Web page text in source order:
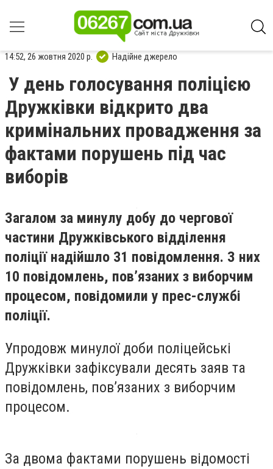
14:52, 26 жовтня 2020 р. Надійне джерело
У день голосування поліцією
Дружківки відкрито два
кримінальних провадження за
фактами порушень під час
виборів
Загалом за минулу добу до чергової
частини Дружківського відділення
поліції надійшло 31 повідомлення. З них
10 повідомлень, пов’язаних з виборчим
процесом, повідомили у прес-службі
поліції.
Упродовж минулої доби поліцейські
Дружківки зафіксували десять заяв та
повідомлень, пов’язаних з виборчим
процесом.
За двома фактами порушень відомості